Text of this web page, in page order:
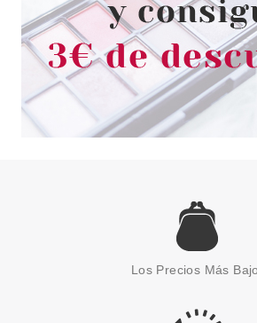
GUERLAIN
GUERLAIN L'ESSENTIEL
MAQUILLAJE
NATURAL 6N TRES
25.90€
Los Precios Más